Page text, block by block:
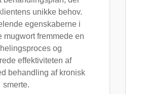
unikke behov.
egenskaberne i
mugwort fremmede en
og
effektiviteten af
behandling af kronisk
smerte.